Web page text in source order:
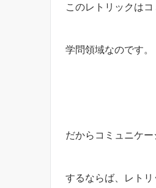
このレトリックは
学問領域なのです。
だからコミュニケ
するならば、レトリ